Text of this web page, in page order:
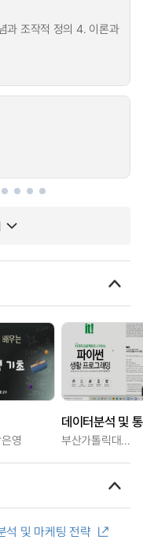
과 조작적 정의 4. 이론과
영
데이터분석 및
부산가톨릭대학교
석 및 마케팅 전략